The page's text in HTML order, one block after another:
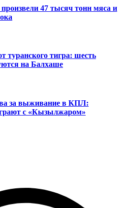
произвели 47 тысяч тонн мяса и
туранского тигра: шесть
на Балхаше
за выживание в КПЛ:
с «Кызылжаром»